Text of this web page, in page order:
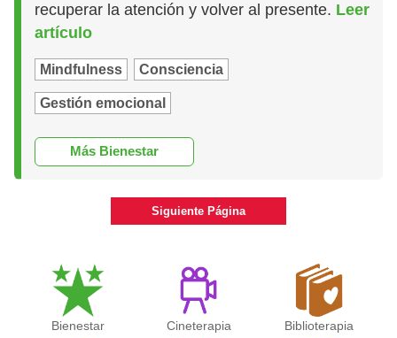
recuperar la atención y volver al presente. Leer
artículo
Mindfulness Consciencia
Gestión emocional
Más Bienestar
Siguiente Página
Bienestar Cineterapia Biblioterapia